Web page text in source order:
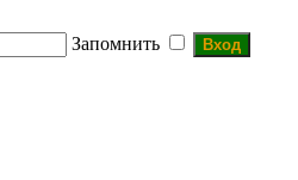
Запомнить